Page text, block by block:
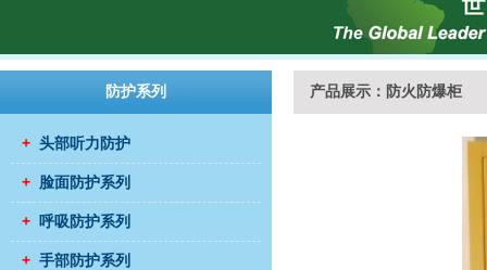
防护系列
+ 头部听力防护
+ 脸面防护系列
+ 呼吸防护系列
+ 手部防护系列
产品展示：防火防爆柜